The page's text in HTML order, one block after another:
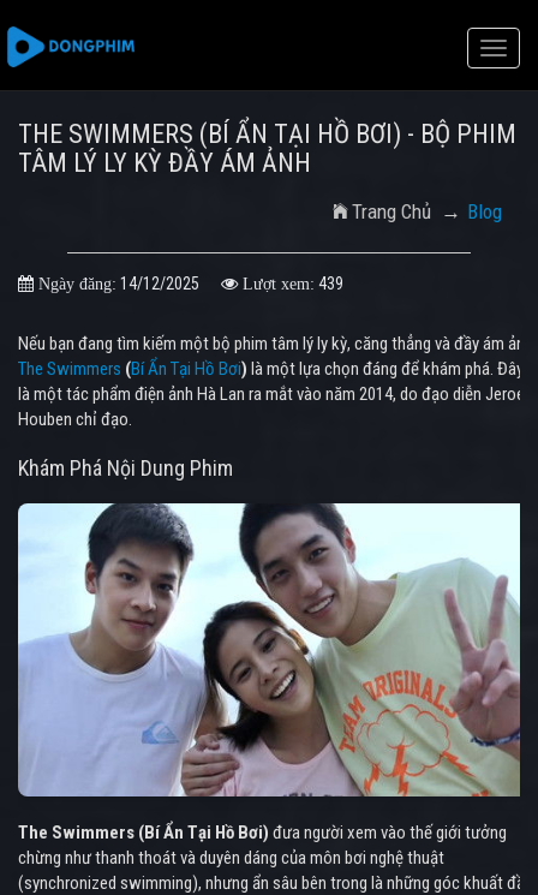
Toggle
THE SWIMMERS (BÍ ẨN TẠI HỒ BƠI) - BỘ PHIM
TÂM LÝ LY KỲ ĐẦY ÁM ẢNH
Trang Chủ Blog
Ngày đăng: 14/12/2025 Lượt xem: 439
Nếu bạn đang tìm kiếm một bộ phim tâm lý ly kỳ, căng thẳng và đầy ám ảnh,
The Swimmers (Bí Ẩn Tại Hồ Bơi) là một lựa chọn đáng để khám phá. Đây
là một tác phẩm điện ảnh Hà Lan ra mắt vào năm 2014, do đạo diễn Jeroen
Houben chỉ đạo.
Khám Phá Nội Dung Phim
The Swimmers (Bí Ẩn Tại Hồ Bơi) đưa người xem vào thế giới tưởng
chừng như thanh thoát và duyên dáng của môn bơi nghệ thuật
(synchronized swimming), nhưng ẩn sâu bên trong là những góc khuất đầy